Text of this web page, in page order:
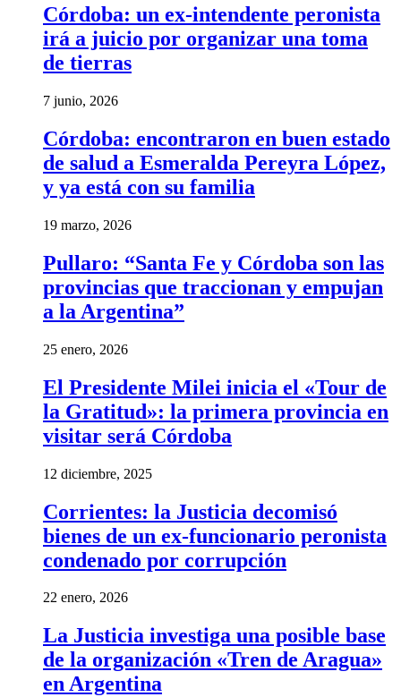
Córdoba: un ex-intendente peronista
irá a juicio por organizar una toma
de tierras
7 junio, 2026
Córdoba: encontraron en buen estado
de salud a Esmeralda Pereyra López,
y ya está con su familia
19 marzo, 2026
Pullaro: “Santa Fe y Córdoba son las
provincias que traccionan y empujan
a la Argentina”
25 enero, 2026
El Presidente Milei inicia el «Tour de
la Gratitud»: la primera provincia en
visitar será Córdoba
12 diciembre, 2025
Corrientes: la Justicia decomisó
bienes de un ex-funcionario peronista
condenado por corrupción
22 enero, 2026
La Justicia investiga una posible base
de la organización «Tren de Aragua»
en Argentina